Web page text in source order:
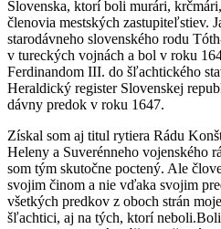
Slovenska, ktorí boli murári,
členovia mestských zastupiteľstiev.
starodávneho slovenského rodu
v tureckých vojnách a bol v roku
Ferdinandom III. do šľachtického
Heraldický register Slovenskej
dávny predok v roku 1647.
Získal som aj titul rytiera Rádu
Heleny a Suverénneho vojenského
som tým skutočne poctený. Ale
svojim činom a nie vďaka svojim
všetkých predkov z oboch strán
šľachtici, aj na tých, ktorí